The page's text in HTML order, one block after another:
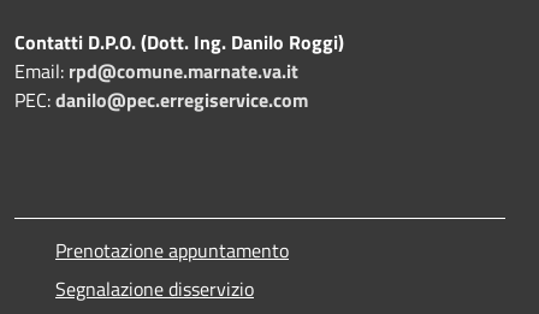
Contatti D.P.O. (Dott. Ing. Danilo Roggi)
Email: rpd@comune.marnate.va.it
PEC:danilo@pec.erregiservice.com
Prenotazione appuntamento
Segnalazione disservizio